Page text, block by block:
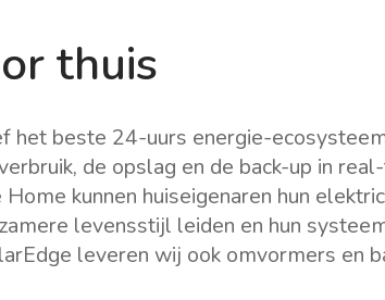
thuis
het beste 24-uurs energie-
de opslag en de back-up in
kunnen huiseigenaren hun
levensstijl leiden en hun
leveren wij ook omvormers en